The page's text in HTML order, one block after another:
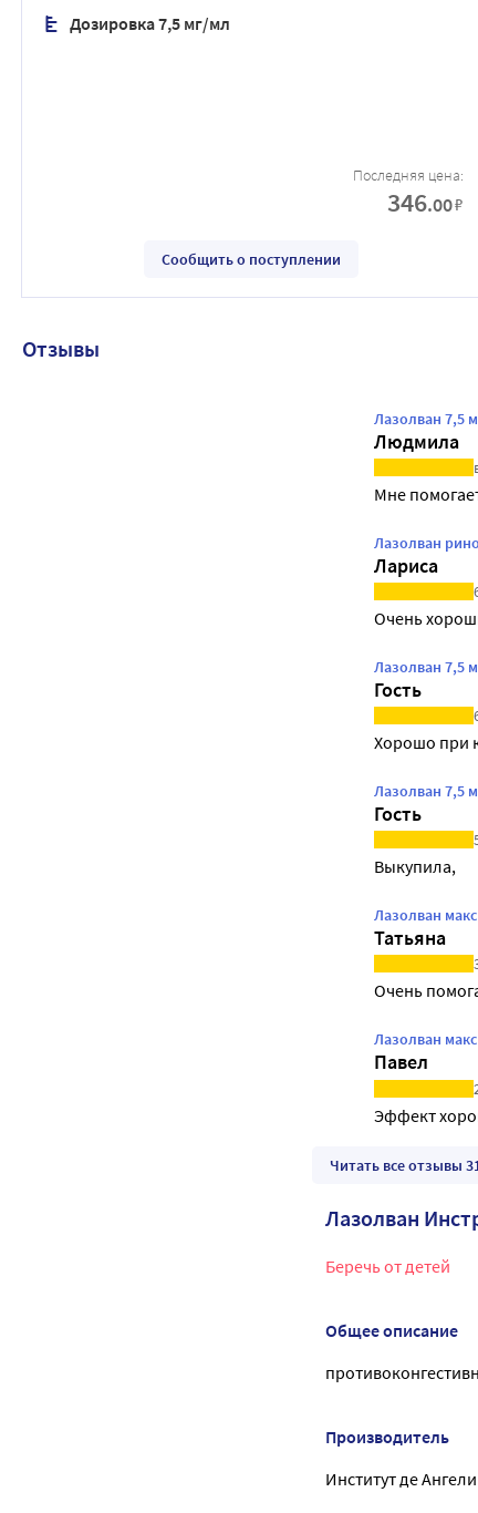
Дозировка 7,5 мг/мл
Последняя цена:
346.00₽
Сообщить о поступлении
Отзывы
Лазолван 7,5
Людмила
Мне
Лазолван
Лариса
Очень
Лазолван 7,5
Гость
Хорошо при
Лазолван 7,5
Гость
Выкупила,
Лазолван
Татьяна
Очень
Лазолван
Павел
Эффект
Читать все отзывы
Лазолван
Беречь от детей
Общее описание
Производитель
Институт де